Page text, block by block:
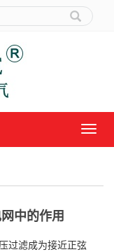
导
中的作用
过滤成为接近正弦